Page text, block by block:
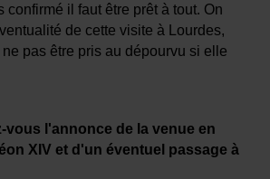
confirmé il faut être prêt à tout. On
de cette visite à Lourdes,
pas être pris au dépourvu si elle
vous l'annonce de la venue en
XIV et d'un éventuel passage à